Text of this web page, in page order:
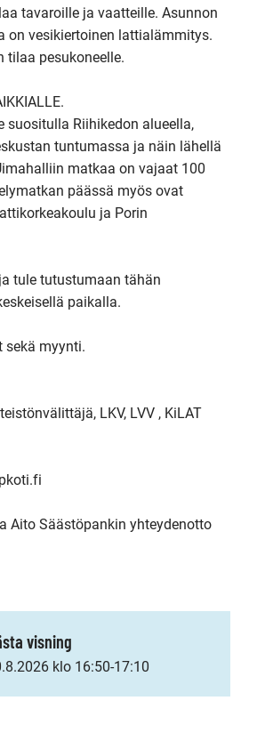
tavaroille ja vaatteille. Asunnon
on vesikiertoinen lattialämmitys.
tilaa pesukoneelle.
suositulla Riihikedon alueella,
tuntumassa ja näin lähellä
matkaa on vajaat 100
päässä myös ovat
ja Porin
tule tutustumaan tähän
paikalla.
sekä myynti.
LKV, LVV , KiLAT
Aito Säästöpankin yhteydenotto
visning
klo 16:50-17:10